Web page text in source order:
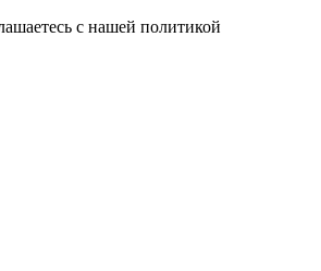
с нашей политикой